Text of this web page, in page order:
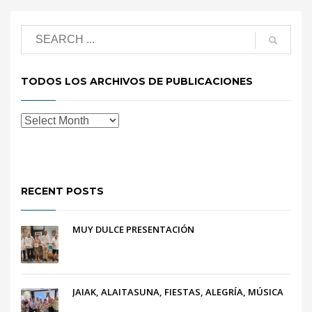
TODOS LOS ARCHIVOS DE PUBLICACIONES
RECENT POSTS
MUY DULCE PRESENTACIÓN
JAIAK, ALAITASUNA, FIESTAS, ALEGRÍA, MÚSICA